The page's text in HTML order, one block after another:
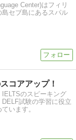
Center)はフィリ
セブ島にあるスパル
コアアップ！
のスピーキング
試験の学習に役立
います。